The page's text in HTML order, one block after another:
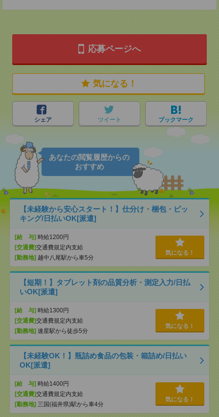
応募ページへ
気になる！
シェア ツイート ブックマーク
あなたの閲覧履歴からの
おすすめ
【未経験から安心スタート！】仕分け・梱包・ピッ
キング/日払いOK[派遣]
[給 与] 時給1200円
[交通費]交通費規定内支給
[勤務地] 越中八尾駅から車5分
気になる！
【短期！】タブレット剤の品質分析・測定入力/日払
いOK[派遣]
[給 与] 時給1300円
[交通費]交通費規定内支給
[勤務地] 速星駅から徒歩5分
気になる！
【未経験OK！】瓶詰め食品の包装・箱詰め/日払い
OK[派遣]
[給 与] 時給1400円
[交通費]交通費規定内支給
[勤務地] 三国(福井県)駅から車4分
気になる！